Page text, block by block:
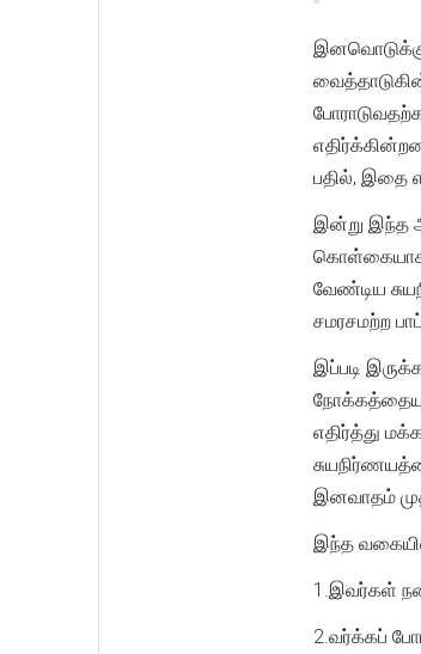
பதில், இதை
இன்று இந்த
வேண்டிய
சமரசமற்ற
இப்படி
எதிர்த்து
இனவாதம்
இந்த
1.இவர்கள்
2.வர்க்கப்